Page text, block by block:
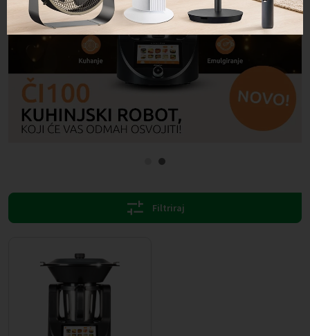
2
Filtriraj